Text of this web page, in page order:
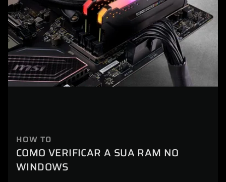
HOW TO
COMO VERIFICAR A SUA RAM NO
WINDOWS